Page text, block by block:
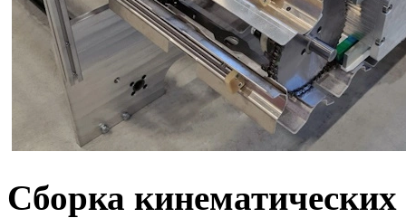
Сборка кинематических